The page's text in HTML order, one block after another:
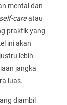
mental dan
self-careatau
praktik yang
ini akan
lebih
jangka
luas.
diambil